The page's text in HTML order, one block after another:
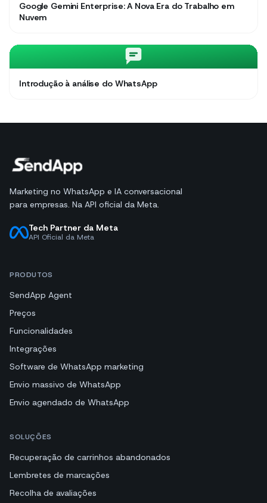
Google Gemini Enterprise: A Nova Era do Trabalho em
Nuvem
Introdução à análise do WhatsApp
Marketing no WhatsApp e IA conversacional
para empresas. Na API oficial da Meta.
Tech Partner da Meta
API Oficial da Meta
PRODUTOS
SendApp Agent
Preços
Funcionalidades
Integrações
Software de WhatsApp marketing
Envio massivo de WhatsApp
Envio agendado de WhatsApp
SOLUÇÕES
Recuperação de carrinhos abandonados
Lembretes de marcações
Recolha de avaliações